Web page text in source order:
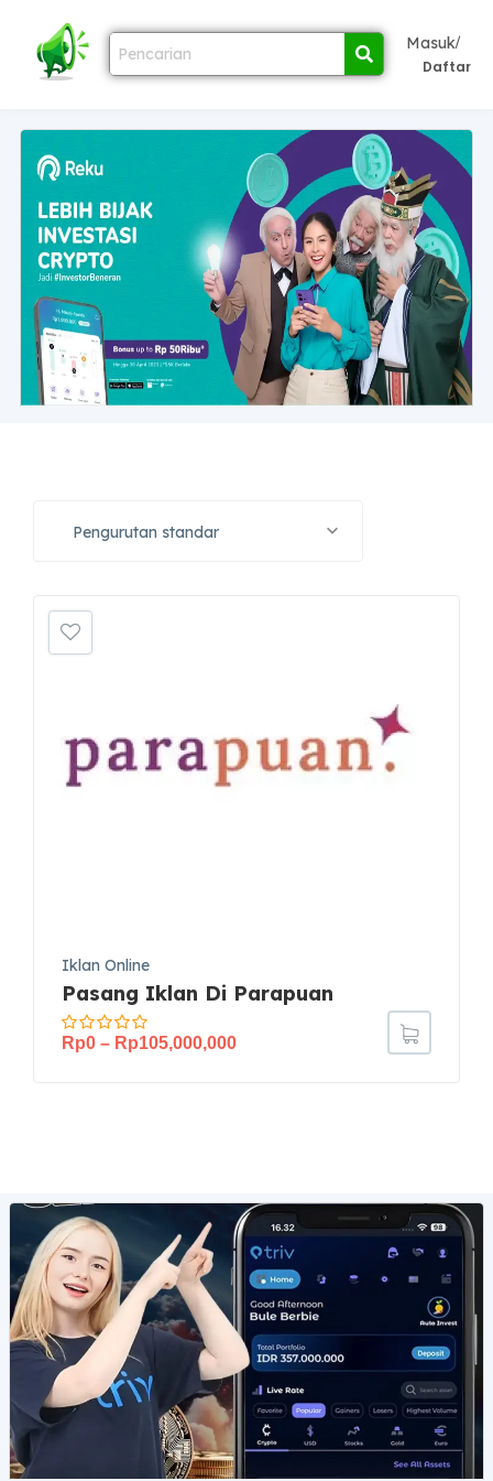
Masuk/
Daftar
Pengurutan standar
Iklan Online
Pasang Iklan Di Parapuan
Rp0 – Rp105,000,000